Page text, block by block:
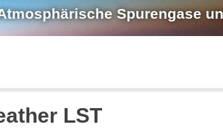
Spurengase
LST